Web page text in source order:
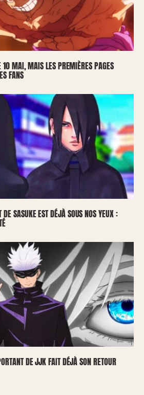
10 MAI, MAIS LES PREMIÈRES PAGES
FANS
SASUKE EST DÉJÀ SOUS NOS YEUX :
DE JJK FAIT DÉJÀ SON RETOUR